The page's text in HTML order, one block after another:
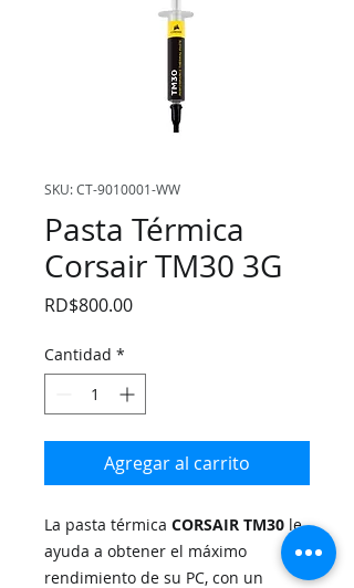
SKU: CT-9010001-WW
Pasta Térmica
Corsair TM30 3G
RD$800.00Precio
Cantidad *
Agregar al carrito
La pasta térmica CORSAIR TM30 le
ayuda a obtener el máximo
rendimiento de su PC, con un